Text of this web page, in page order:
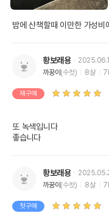
밤에 산책할때 이만한 가성비
황보래용
까꿍이 (수컷) 8살
재구매
또 녹색입니다
좋습니다
황보래용
까꿍이 (수컷) 8살
첫구매